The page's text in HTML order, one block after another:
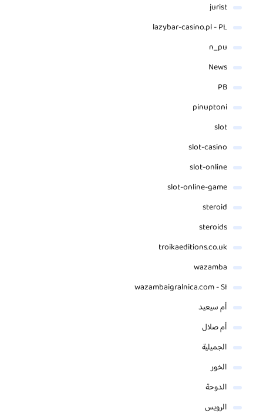
jurist
lazybar-casino.pl - PL
n_pu
News
PB
pinuptoni
slot
slot-casino
slot-online
slot-online-game
steroid
steroids
troikaeditions.co.uk
wazamba
wazambaigralnica.com - SI
أم سيعيد
أم صلال
الجميلية
الخور
الدوحة
الرويس